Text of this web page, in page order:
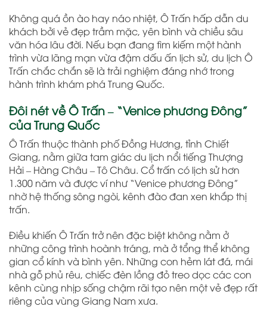
Không quá ồn ào hay náo nhiệt, Ô Trấn hấp dẫn du
khách bởi vẻ đẹp trầm mặc, yên bình và chiều sâu
văn hóa lâu đời. Nếu bạn đang tìm kiếm một hành
trình vừa lãng mạn vừa đậm dấu ấn lịch sử, du lịch Ô
Trấn chắc chắn sẽ là trải nghiệm đáng nhớ trong
hành trình khám phá Trung Quốc.
Đôi nét về Ô Trấn – “Venice phương Đông”
của Trung Quốc
Ô Trấn thuộc thành phố Đồng Hương, tỉnh Chiết
Giang, nằm giữa tam giác du lịch nổi tiếng Thượng
Hải – Hàng Châu – Tô Châu. Cổ trấn có lịch sử hơn
1.300 năm và được ví như “Venice phương Đông”
nhờ hệ thống sông ngòi, kênh đào đan xen khắp thị
trấn.
Điều khiến Ô Trấn trở nên đặc biệt không nằm ở
những công trình hoành tráng, mà ở tổng thể không
gian cổ kính và bình yên. Những con hẻm lát đá, mái
nhà gỗ phủ rêu, chiếc đèn lồng đỏ treo dọc các con
kênh cùng nhịp sống chậm rãi tạo nên một vẻ đẹp rất
riêng của vùng Giang Nam xưa.